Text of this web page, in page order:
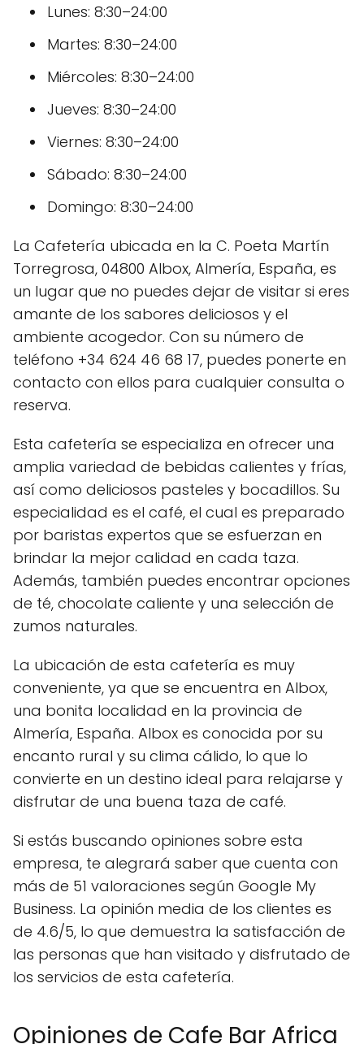
Lunes: 8:30–24:00
Martes: 8:30–24:00
Miércoles: 8:30–24:00
Jueves: 8:30–24:00
Viernes: 8:30–24:00
Sábado: 8:30–24:00
Domingo: 8:30–24:00
La Cafetería ubicada en la C. Poeta Martín
Torregrosa, 04800 Albox, Almería, España, es
un lugar que no puedes dejar de visitar si eres
amante de los sabores deliciosos y el
ambiente acogedor. Con su número de
teléfono +34 624 46 68 17, puedes ponerte en
contacto con ellos para cualquier consulta o
reserva.
Esta cafetería se especializa en ofrecer una
amplia variedad de bebidas calientes y frías,
así como deliciosos pasteles y bocadillos. Su
especialidad es el café, el cual es preparado
por baristas expertos que se esfuerzan en
brindar la mejor calidad en cada taza.
Además, también puedes encontrar opciones
de té, chocolate caliente y una selección de
zumos naturales.
La ubicación de esta cafetería es muy
conveniente, ya que se encuentra en Albox,
una bonita localidad en la provincia de
Almería, España. Albox es conocida por su
encanto rural y su clima cálido, lo que lo
convierte en un destino ideal para relajarse y
disfrutar de una buena taza de café.
Si estás buscando opiniones sobre esta
empresa, te alegrará saber que cuenta con
más de 51 valoraciones según Google My
Business. La opinión media de los clientes es
de 4.6/5, lo que demuestra la satisfacción de
las personas que han visitado y disfrutado de
los servicios de esta cafetería.
Opiniones de Cafe Bar Africa